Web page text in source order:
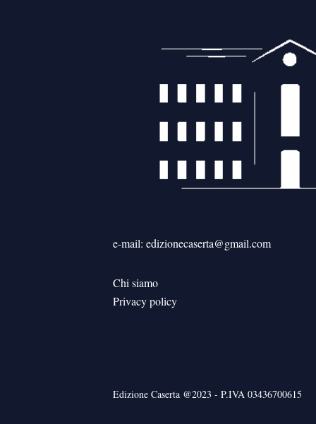
e-mail: edizionecaserta@gmail.com
Chi siamo
Privacy policy
Edizione Caserta @2023 - P.IVA 03436700615